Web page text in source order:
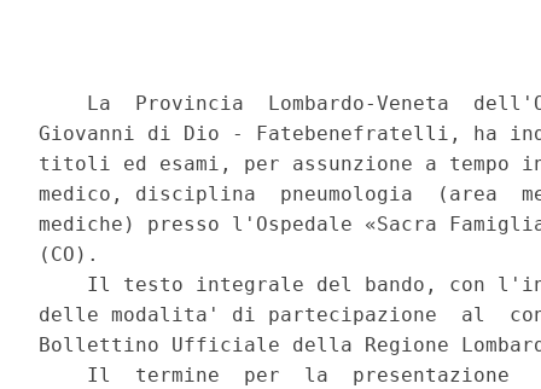
La  Provincia  Lombardo-Veneta
Giovanni di Dio - Fatebenefratelli, ha
titoli ed esami, per assunzione a tempo
medico, disciplina  pneumologia  (area
mediche) presso l'Ospedale «Sacra
(CO).
Il testo integrale del bando, con
delle modalita' di partecipazione  al
Bollettino Ufficiale della Regione
Il  termine  per  la  presentazione